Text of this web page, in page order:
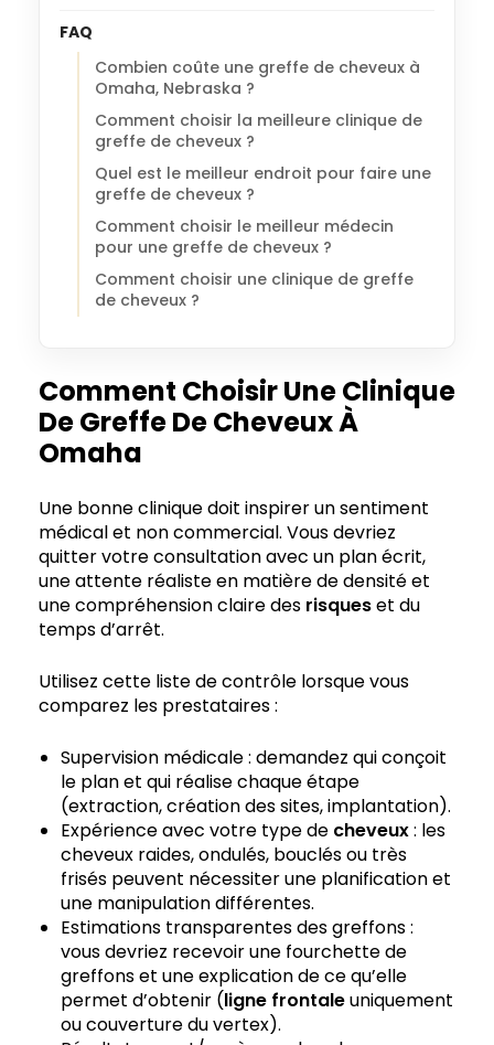
FAQ
Combien coûte une greffe de cheveux à
Omaha, Nebraska ?
Comment choisir la meilleure clinique de
greffe de cheveux ?
Quel est le meilleur endroit pour faire une
greffe de cheveux ?
Comment choisir le meilleur médecin
pour une greffe de cheveux ?
Comment choisir une clinique de greffe
de cheveux ?
Comment Choisir Une Clinique
De Greffe De Cheveux À
Omaha
Une bonne clinique doit inspirer un sentiment
médical et non commercial. Vous devriez
quitter votre consultation avec un plan écrit,
une attente réaliste en matière de densité et
une compréhension claire des risqueset du
temps d’arrêt.
Utilisez cette liste de contrôle lorsque vous
comparez les prestataires :
Supervision médicale : demandez qui conçoit
le plan et qui réalise chaque étape
(extraction, création des sites, implantation).
Expérience avec votre type de cheveux: les
cheveux raides, ondulés, bouclés ou très
frisés peuvent nécessiter une planification et
une manipulation différentes.
Estimations transparentes des greffons :
vous devriez recevoir une fourchette de
greffons et une explication de ce qu’elle
permet d’obtenir (ligne frontaleuniquement
ou couverture du vertex).